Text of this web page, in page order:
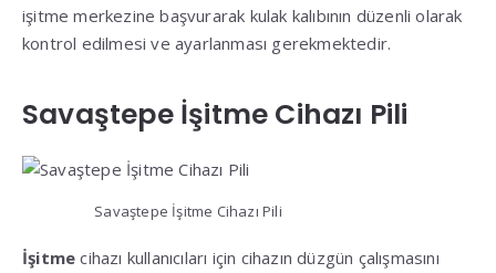
işitme merkezine başvurarak kulak kalıbının düzenli olarak
kontrol edilmesi ve ayarlanması gerekmektedir.
Savaştepe İşitme Cihazı Pili
Savaştepe İşitme Cihazı Pili
İşitme cihazı kullanıcıları için cihazın düzgün çalışmasını